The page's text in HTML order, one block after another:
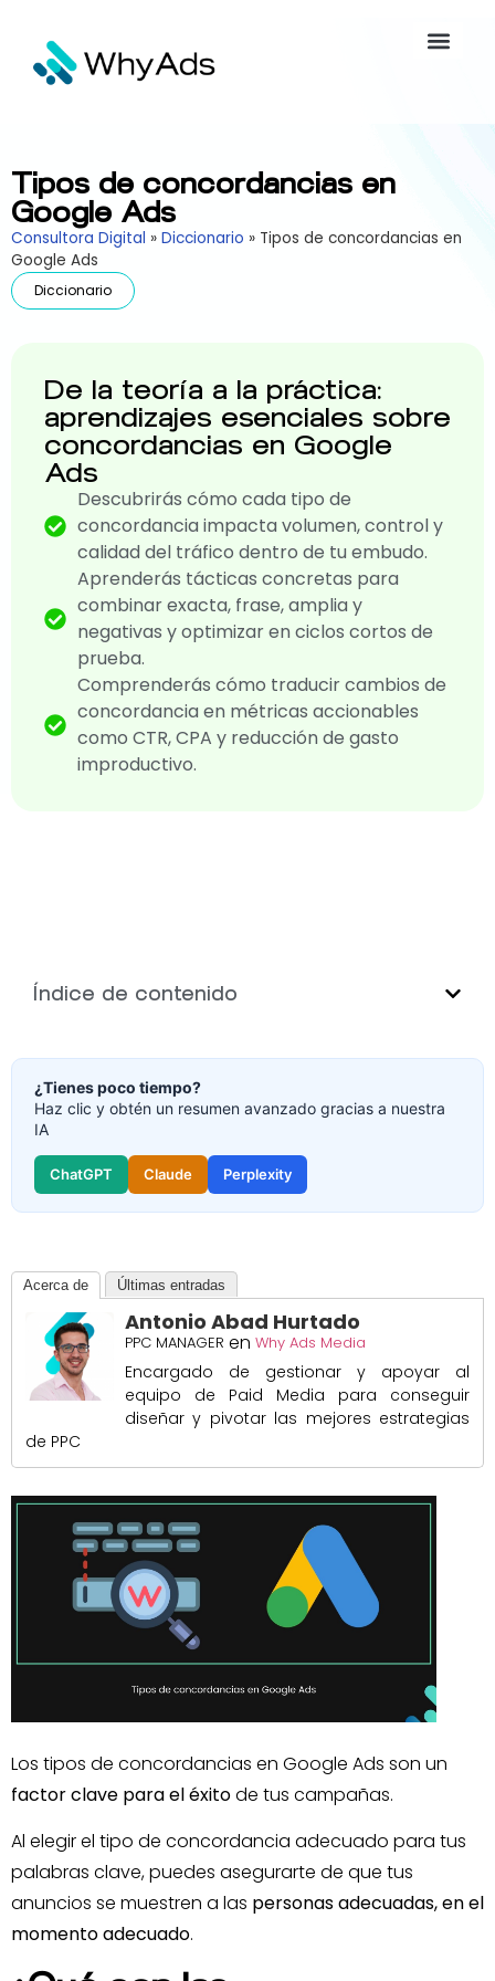
Tipos de concordancias en
Google Ads
Consultora Digital » Diccionario » Tipos de concordancias en
Google Ads
Diccionario
De la teoría a la práctica:
aprendizajes esenciales sobre
concordancias en Google
Ads
Descubrirás cómo cada tipo de
concordancia impacta volumen, control y
calidad del tráfico dentro de tu embudo.
Aprenderás tácticas concretas para
combinar exacta, frase, amplia y
negativas y optimizar en ciclos cortos de
prueba.
Comprenderás cómo traducir cambios de
concordancia en métricas accionables
como CTR, CPA y reducción de gasto
improductivo.
Índice de contenido
¿Tienes poco tiempo?
Haz clic y obtén un resumen avanzado gracias a nuestra
IA
ChatGPT Claude Perplexity
Acerca de Últimas entradas
Antonio Abad Hurtado
PPC MANAGER en Why Ads Media
Encargado de gestionar y apoyar al
equipo de Paid Media para conseguir
diseñar y pivotar las mejores estrategias
de PPC
Los tipos de concordancias en Google Ads son un
factor clave para el éxitode tus campañas.
Al elegir el tipo de concordancia adecuado para tus
palabras clave, puedes asegurarte de que tus
anuncios se muestren a las personas adecuadas, en el
momento adecuado.